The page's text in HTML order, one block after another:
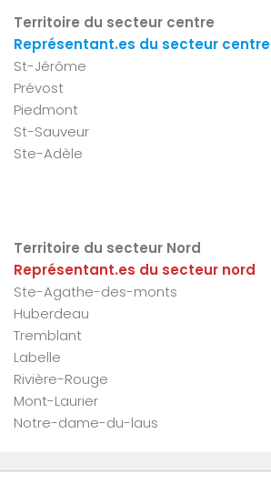
Territoire du secteur centre
Représentant.es du secteur centre
St-Jérôme
Prévost
Piedmont
St-Sauveur
Ste-Adèle
Territoire du secteur Nord
Représentant.es du secteur nord
Ste-Agathe-des-monts
Huberdeau
Tremblant
Labelle
Rivière-Rouge
Mont-Laurier
Notre-dame-du-laus